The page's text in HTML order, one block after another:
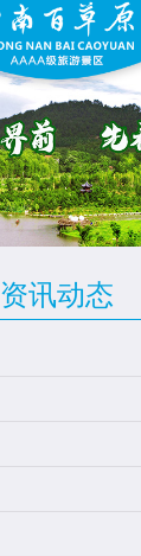
资讯动态